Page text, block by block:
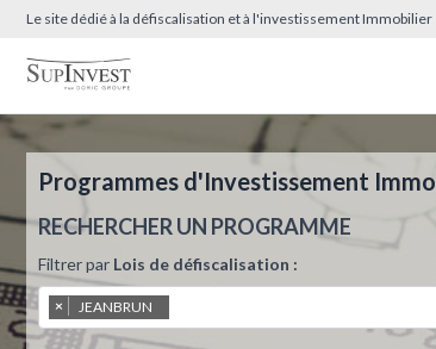
Le site dédié à la défiscalisation et à l'investissement Immobilier
Programmes d'Investissement
RECHERCHER UN PROGRAMME
Filtrer par Lois de défiscalisation :
× JEANBRUN